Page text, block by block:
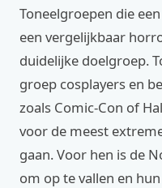
Toneelgroepen die
een vergelijkbaar
duidelijke doelgroep.
groep cosplayers en
zoals Comic-Con of
voor de meest
gaan. Voor hen is de
om op te vallen en